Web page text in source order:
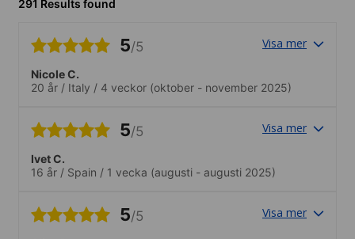
291 Results found
5/5 Visa mer
Nicole C.
20 år / Italy / 4 veckor (oktober - november 2025)
5/5 Visa mer
Ivet C.
16 år / Spain / 1 vecka (augusti - augusti 2025)
5/5 Visa mer